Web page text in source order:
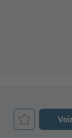
Retenir le